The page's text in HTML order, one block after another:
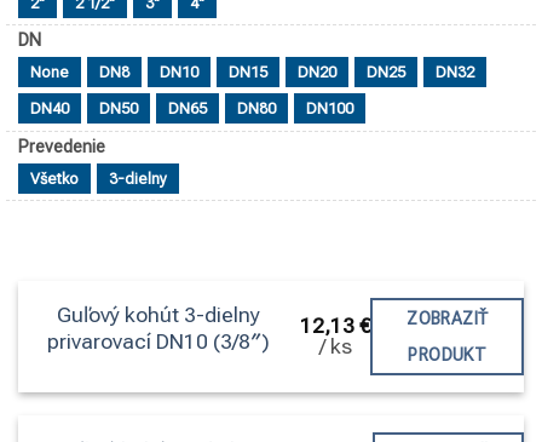
DN
None DN8 DN10 DN15 DN20 DN25 DN32
DN40 DN50 DN65 DN80 DN100
Prevedenie
Všetko 3-dielny
Guľový kohút 3-dielny
privarovací DN10 (3/8″)
12,13€
/ ks
ZOBRAZIŤ
PRODUKT